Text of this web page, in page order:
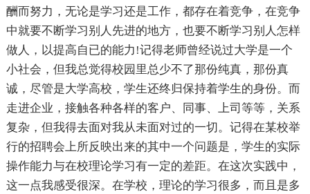
酬而努力，无论是学习还是工作，都存在着竞争，在竞争
中就要不断学习别人先进的地方，也要不断学习别人怎样
做人，以提高自已的能力!记得老师曾经说过大学是一个
小社会，但我总觉得校园里总少不了那份纯真，那份真
诚，尽管是大学高校，学生还终归保持着学生的身份。而
走进企业，接触各种各样的客户、同事、上司等等，关系
复杂，但我得去面对我从未面对过的一切。记得在某校举
行的招聘会上所反映出来的其中一个问题是，学生的实际
操作能力与在校理论学习有一定的差距。在这次实践中，
这一点我感受很深。在学校，理论的学习很多，而且是多